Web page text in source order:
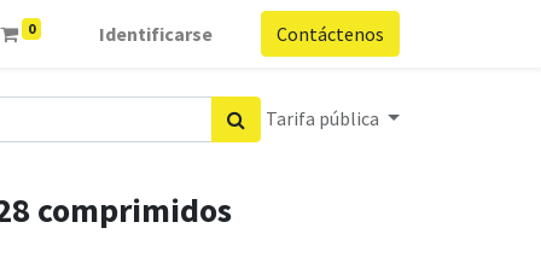
0 Identificarse Contáctenos
Tarifa pública
comprimidos